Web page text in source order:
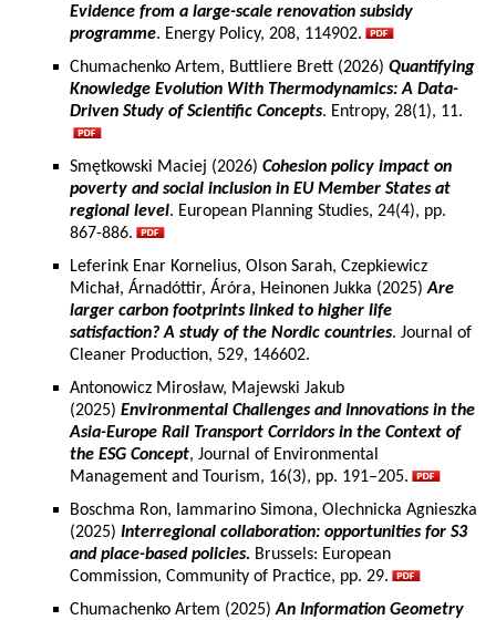
Evidence from a large-scale renovation subsidy
programme. Energy Policy, 208, 114902.
Chumachenko Artem, Buttliere Brett (2026) Quantifying
Knowledge Evolution With Thermodynamics: A Data-
Driven Study of Scientific Concepts. Entropy, 28(1), 11.
Smętkowski Maciej (2026) Cohesion policy impact on
poverty and social inclusion in EU Member States at
regional level. European Planning Studies, 24(4), pp.
867-886.
Leferink Enar Kornelius, Olson Sarah, Czepkiewicz
Michał, Árnadóttir, Áróra, Heinonen Jukka (2025)Are
larger carbon footprints linked to higher life
satisfaction? A study of the Nordic countries. Journal of
Cleaner Production, 529, 146602.
Antonowicz Mirosław, Majewski Jakub
(2025) Environmental Challenges and Innovations in the
Asia-Europe Rail Transport Corridors in the Context of
the ESG Concept, Journal of Environmental
Management and Tourism, 16(3), pp. 191–205.
Boschma Ron, Iammarino Simona, Olechnicka Agnieszka
(2025) Interregional collaboration: opportunities for S3
and place-based policies. Brussels: European
Commission, Community of Practice, pp. 29.
Chumachenko Artem (2025)An Information Geometry